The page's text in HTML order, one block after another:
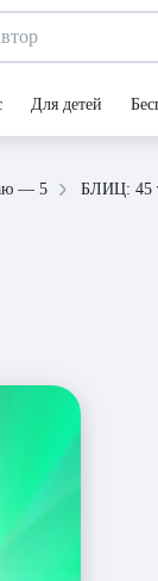
Для детей
— 5 БЛИЦ: 45